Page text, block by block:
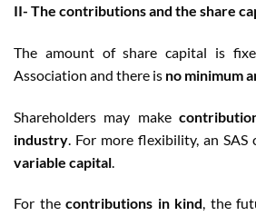
II- The contributions and the share
The amount of share capital is
Association and there is no minimum
Shareholders may make
industry . For more flexibility, an
variable capital
For the contributions in kind, the